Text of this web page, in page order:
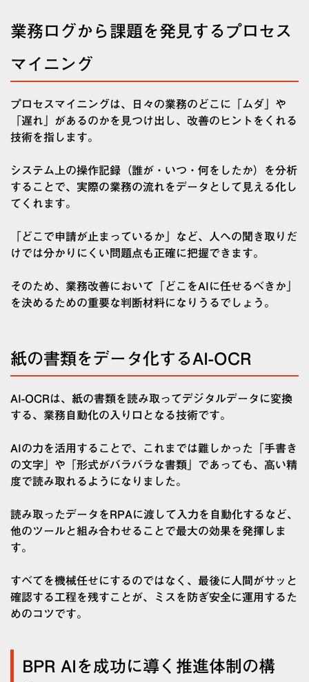
業務ログから課題を発見するプロセス
マイニング
プロセスマイニングは、日々の業務のどこに「ムダ」や
「遅れ」があるのかを見つけ出し、改善のヒントをくれる
技術を指します。
システム上の操作記録（誰が・いつ・何をしたか）を分析
することで、実際の業務の流れをデータとして見える化し
てくれます。
「どこで申請が止まっているか」など、人への聞き取りだ
けでは分かりにくい問題点も正確に把握できます。
そのため、業務改善において「どこをAIに任せるべきか」
を決めるための重要な判断材料になりうるでしょう。
紙の書類をデータ化するAI-OCR
AI-OCRは、紙の書類を読み取ってデジタルデータに変換
する、業務自動化の入り口となる技術です。
AIの力を活用することで、これまでは難しかった「手書き
の文字」や「形式がバラバラな書類」であっても、高い精
度で読み取れるようになりました。
読み取ったデータをRPAに渡して入力を自動化するなど、
他のツールと組み合わせることで最大の効果を発揮しま
す。
すべてを機械任せにするのではなく、最後に人間がサッと
確認する工程を残すことが、ミスを防ぎ安全に運用するた
めのコツです。
BPR AIを成功に導く推進体制の構